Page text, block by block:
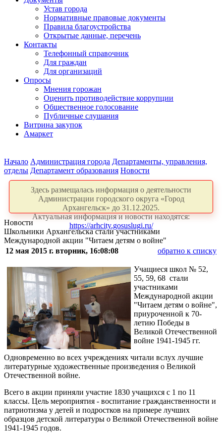
Устав города
Нормативные правовые документы
Правила благоустройства
Открытые данные, перечень
Контакты
Телефонный справочник
Для граждан
Для организаций
Опросы
Мнения горожан
Оценить противодействие коррупции
Общественное голосование
Публичные слушания
Витрина закупок
Амаркет
Начало Администрация города Департаменты, управления,
отделы Департамент образования Новости
Здесь размещалась информация о деятельности
Администрации городского округа «Город
Архангельск» до 31.12.2025.
Актуальная информация и новости находятся:
https://arhcity.gosuslugi.ru/
Новости
Школьники Архангельска стали участниками
Международной акции "Читаем детям о войне"
12 мая 2015 г. вторник, 16:08:08
обратно к списку
Учащиеся школ № 52,
55, 59, 68 стали
участниками
Международной акции
"Читаем детям о войне",
приуроченной к 70-
летию Победы в
Великой Отечественной
войне 1941-1945 гг.
Одновременно во всех учреждениях читали вслух лучшие
литературные художественные произведения о Великой
Отечественной войне.
Всего в акции приняли участие 1830 учащихся с 1 по 11
классы. Цель мероприятия - воспитание гражданственности и
патриотизма у детей и подростков на примере лучших
образцов детской литературы о Великой Отечественной войне
1941-1945 годов.